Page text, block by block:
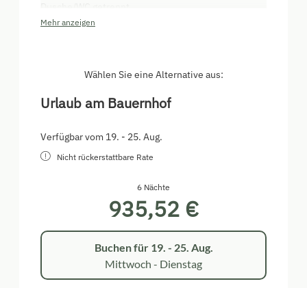
Dusche/WC getrennt
Wohnzimmer mit Küche und Ausziehcouch
Babyausstattung
alle Möbel aus Zirbenholz
Mehr anzeigen
Wählen Sie eine Alternative aus:
Urlaub am Bauernhof
Verfügbar vom 19. - 25. Aug.
Nicht rückerstattbare Rate
6 Nächte
935,52 €
Buchen für 19. - 25. Aug.
Mittwoch - Dienstag